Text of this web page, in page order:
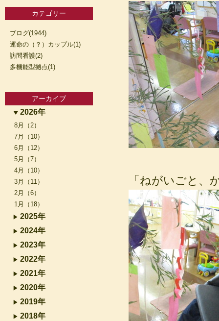
「ねがいごと、
カテゴリー
ブログ(1944)
運命の（？）カップル(1)
訪問看護(2)
多機能型拠点(1)
アーカイブ
2026年
8月（2）
7月（10）
6月（12）
5月（7）
4月（10）
3月（11）
2月（6）
1月（18）
2025年
2024年
2023年
2022年
2021年
2020年
2019年
2018年